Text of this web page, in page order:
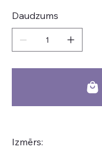
Daudzums
Izmērs: